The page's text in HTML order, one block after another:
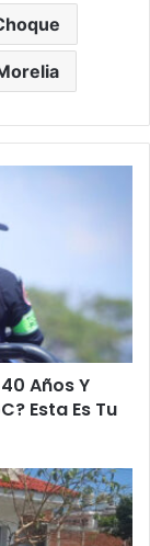
Años Y
Esta Es Tu